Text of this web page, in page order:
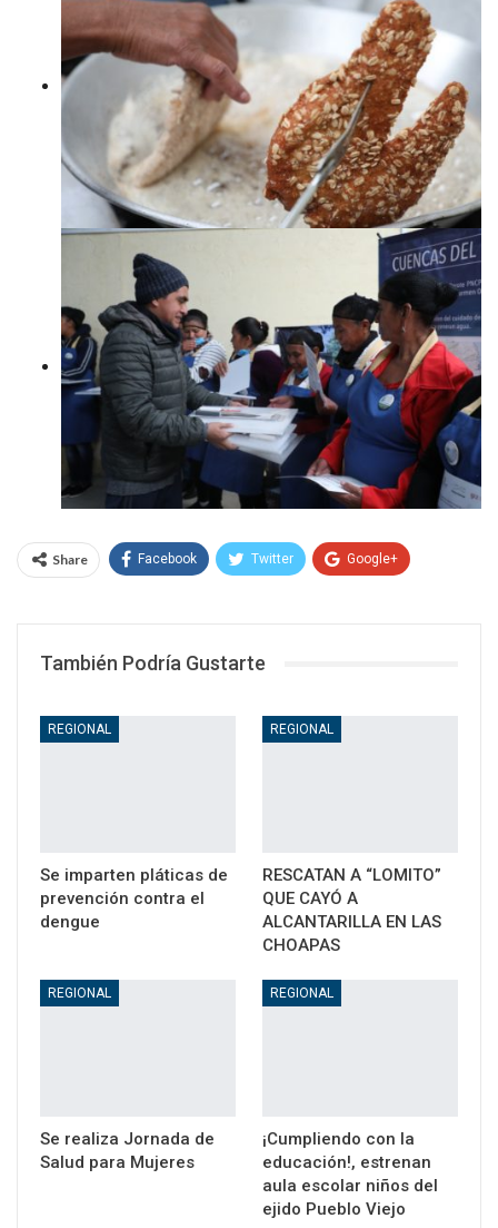
Share Facebook Twitter Google+
También Podría Gustarte
REGIONAL
Se imparten pláticas de
prevención contra el
dengue
REGIONAL
RESCATAN A “LOMITO”
QUE CAYÓ A
ALCANTARILLA EN LAS
CHOAPAS
REGIONAL
Se realiza Jornada de
Salud para Mujeres
REGIONAL
¡Cumpliendo con la
educación!, estrenan
aula escolar niños del
ejido Pueblo Viejo